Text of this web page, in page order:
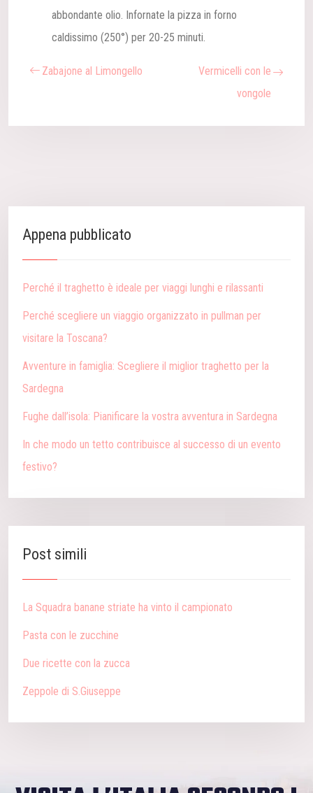
abbondante olio. Infornate la pizza in forno
caldissimo (250°) per 20-25 minuti.
Zabajone al Limongello
Vermicelli con le
vongole
Appena pubblicato
Perché il traghetto è ideale per viaggi lunghi e rilassanti
Perché scegliere un viaggio organizzato in pullman per
visitare la Toscana?
Avventure in famiglia: Scegliere il miglior traghetto per la
Sardegna
Fughe dall’isola: Pianificare la vostra avventura in Sardegna
In che modo un tetto contribuisce al successo di un evento
festivo?
Post simili
La Squadra banane striate ha vinto il campionato
Pasta con le zucchine
Due ricette con la zucca
Zeppole di S.Giuseppe